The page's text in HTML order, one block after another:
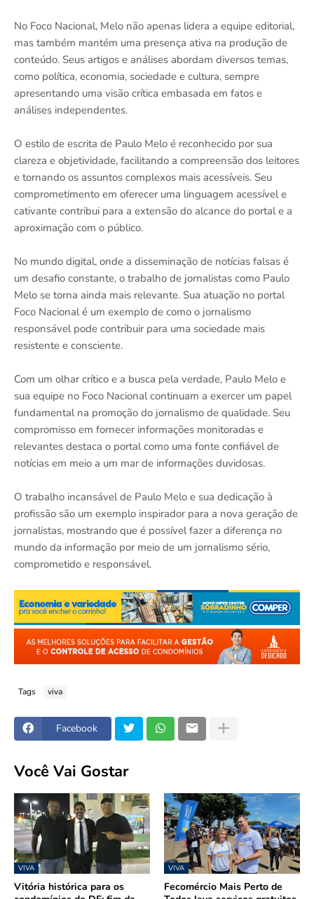
No Foco Nacional, Melo não apenas lidera a equipe editorial,
mas também mantém uma presença ativa na produção de
conteúdo. Seus artigos e análises abordam diversos temas,
como política, economia, sociedade e cultura, sempre
apresentando uma visão crítica embasada em fatos e
análises independentes.
O estilo de escrita de Paulo Melo é reconhecido por sua
clareza e objetividade, facilitando a compreensão dos leitores
e tornando os assuntos complexos mais acessíveis. Seu
comprometimento em oferecer uma linguagem acessível e
cativante contribui para a extensão do alcance do portal e a
aproximação com o público.
No mundo digital, onde a disseminação de notícias falsas é
um desafio constante, o trabalho de jornalistas como Paulo
Melo se torna ainda mais relevante. Sua atuação no portal
Foco Nacional é um exemplo de como o jornalismo
responsável pode contribuir para uma sociedade mais
resistente e consciente.
Com um olhar crítico e a busca pela verdade, Paulo Melo e
sua equipe no Foco Nacional continuam a exercer um papel
fundamental na promoção do jornalismo de qualidade. Seu
compromisso em fornecer informações monitoradas e
relevantes destaca o portal como uma fonte confiável de
notícias em meio a um mar de informações duvidosas.
O trabalho incansável de Paulo Melo e sua dedicação à
profissão são um exemplo inspirador para a nova geração de
jornalistas, mostrando que é possível fazer a diferença no
mundo da informação por meio de um jornalismo sério,
comprometido e responsável.
Tags viva
Facebook
Você Vai Gostar
VIVA
Vitória histórica para os
VIVA
Fecomércio Mais Perto de